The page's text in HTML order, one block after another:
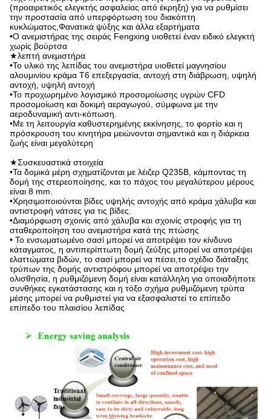
(προαιρετικός ελεγκτής ασφαλείας από έκρηξη) για να ρυθμίσει
την προστασία από υπερφόρτωση του διακόπτη
κυκλώματος,Φανατικά ψύξης και άλλα εξαρτήματα
•Ο ανεμιστήρας της σειράς Fengxing υιοθετεί έναν ειδικό ελεγκτή
χωρίς βούρτσα
★λεπτή ανεμιστήρα
•Το υλικό της λεπίδας του ανεμιστήρα υιοθετεί μαγνησίου
αλουμινίου κράμα T6 επεξεργασία, αντοχή στη διάβρωση, υψηλή
αντοχή, υψηλή αντοχή
•Το προχωρημένο λογισμικό προσομοίωσης υγρών CFD
προσομοίωση και δοκιμή αεραγωγού, σύμφωνα με την
αεροδυναμική αντι-κόπωση.
•Με τη λειτουργία καθυστερημένης εκκίνησης, το φορτίο και η
πρόσκρουση του κινητήρα μειώνονται σημαντικά και η διάρκεια
ζωής είναι μεγαλύτερη
★Συσκευαστικά στοιχεία
•Τα δομικά μέρη σχηματίζονται με λέιζερ Q235B, κάμποντας τη
δομή της στερεοποίησης, και το πάχος του μεγαλύτερου μέρους
είναι 8 mm.
•Χρησιμοποιούνται βίδες υψηλής αντοχής από κράμα χάλυβα και
αντιστροφή νάτσες για τις βίδες.
•Διαμόρφωση σχοινίς από χάλυβα και σχοινίς στροφής για τη
σταθεροποίηση του ανεμιστήρα κατά της πτώσης
• Το ενσωματωμένο σασί μπορεί να αποτρέψει τον κίνδυνο
κάταγματος, η αντιπερίπτωτη δομή ζεύξης μπορεί να αποτρέψει
ελαττώματα βιδών, το σασί μπορεί να πέσει,το σχέδιο διάταξης
τρύπων της δομής αντιστρόφου μπορεί να αποτρέψει την
ολισθησία, η ρυθμιζόμενη δομή είναι κατάλληλη για οποιαδήποτε
συνθήκες εγκατάστασης και η τόξο σχήμα ρυθμιζόμενη τρύπα
μέσης μπορεί να ρυθμιστεί για να εξασφαλιστεί το επίπεδο
επίπεδο του πλαισίου λεπίδας